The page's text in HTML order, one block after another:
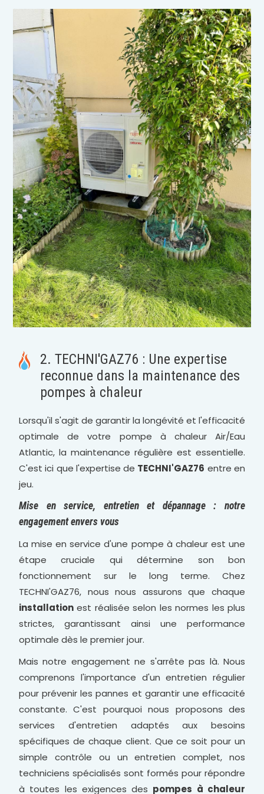
2. TECHNI'GAZ76 : Une expertise
reconnue dans la maintenance des
pompes à chaleur
Lorsqu'il s'agit de garantir la longévité et l'efficacité
optimale de votre pompe à chaleur Air/Eau
Atlantic, la maintenance régulière est essentielle.
C'est ici que l'expertise de TECHNI'GAZ76 entre en
jeu.
Mise en service, entretien et dépannage : notre
engagement envers vous
La mise en service d'une pompe à chaleur est une
étape cruciale qui détermine son bon
fonctionnement sur le long terme. Chez
TECHNI'GAZ76, nous nous assurons que chaque
installationest réalisée selon les normes les plus
strictes, garantissant ainsi une performance
optimale dès le premier jour.
Mais notre engagement ne s'arrête pas là. Nous
comprenons l'importance d'un entretien régulier
pour prévenir les pannes et garantir une efficacité
constante. C'est pourquoi nous proposons des
services d'entretien adaptés aux besoins
spécifiques de chaque client. Que ce soit pour un
simple contrôle ou un entretien complet, nos
techniciens spécialisés sont formés pour répondre
à toutes les exigences des pompes à chaleur